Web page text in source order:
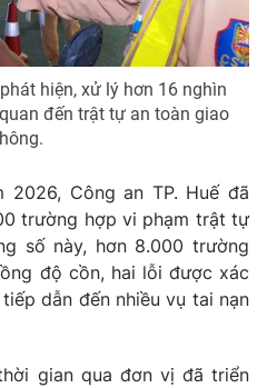
hiện, xử lý hơn 16 nghìn
đến trật tự an toàn giao
2026, Công an TP. Huế đã
trường hợp vi phạm trật tự
số này, hơn 8.000 trường
độ cồn, hai lỗi được xác
dẫn đến nhiều vụ tai nạn
gian qua đơn vị đã triển